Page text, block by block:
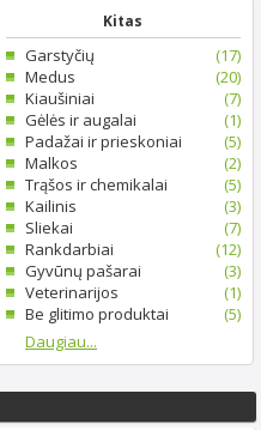
Kitas
Garstyčių
(17)
Medus
(20)
Kiaušiniai
(7)
Gėlės ir augalai
(1)
Padažai ir prieskoniai
(5)
Malkos
(2)
Trąšos ir chemikalai
(5)
Kailinis
(3)
Sliekai
(7)
Rankdarbiai
(12)
Gyvūnų pašarai
(3)
Veterinarijos
(1)
Be glitimo produktai
(5)
Daugiau...